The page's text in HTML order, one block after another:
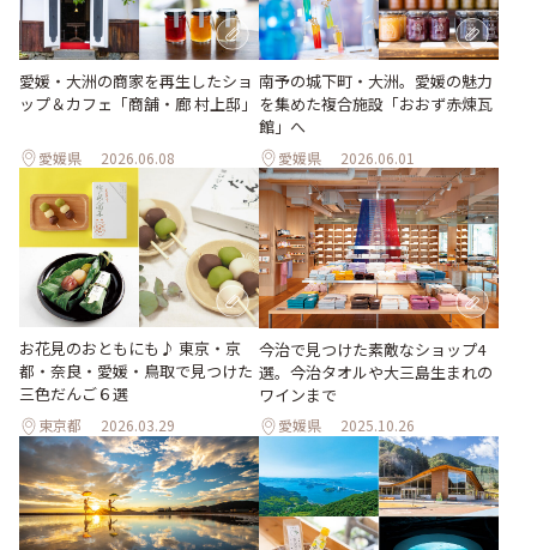
愛媛・大洲の商家を再生したショ
ップ＆カフェ「商舗・廊 村上邸」
愛媛県 2026.06.08
南予の城下町・大洲。愛媛の魅力
を集めた複合施設「おおず赤煉瓦
館」へ
愛媛県 2026.06.01
お花見のおともにも♪ 東京・京
都・奈良・愛媛・鳥取で見つけた
三色だんご６選
東京都 2026.03.29
今治で見つけた素敵なショップ4
選。今治タオルや大三島生まれの
ワインまで
愛媛県 2025.10.26